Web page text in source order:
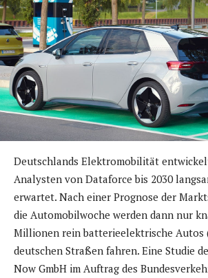
Deutschlands Elektromobilität
Analysten von Dataforce bis 2030
erwartet. Nach einer Prognose der
die Automobilwoche werden dann nur
Millionen rein batterieelektrische Autos
deutschen Straßen fahren. Eine Studie
Now GmbH im Auftrag des